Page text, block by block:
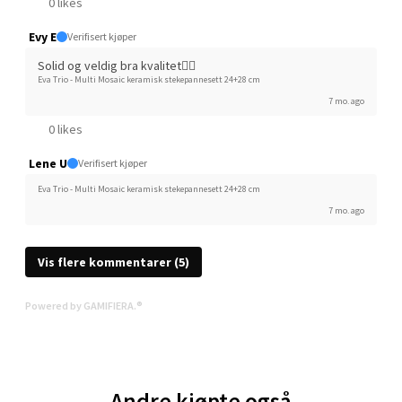
Evy E Verifisert kjøper
Solid og veldig bra kvalitet👍🏼
Eva Trio - Multi Mosaic keramisk stekepannesett 24+28 cm
7 mo. ago
0 likes
Lene U Verifisert kjøper
Eva Trio - Multi Mosaic keramisk stekepannesett 24+28 cm
7 mo. ago
Vis flere kommentarer (5)
Powered by GAMIFIERA.®
Jessheim - Thon Senter
Storgata 6, 2050 Jessheim